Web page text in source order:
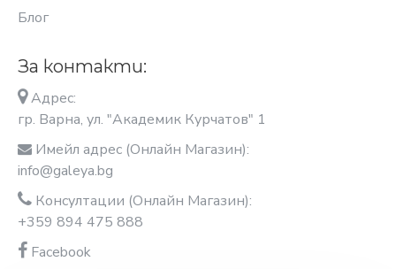
Блог
За контакти:
Адрес:
гр. Варна, ул. "Академик Курчатов" 1
Имейл адрес (Онлайн Магазин):
info@galeya.bg
Консултации (Онлайн Магазин):
+359 894 475 888
Facebook